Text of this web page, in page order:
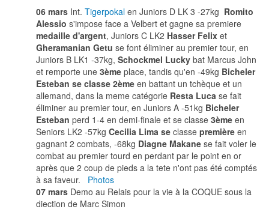
06 mars Int. Tigerpokal en Juniors D LK 3 -27kg Romito
Alessio s'impose face a Velbert et gagne sa premiere
medaille d'argent, Juniors C LK2 Hasser Felix et
Gheramanian Getu se font éliminer au premier tour, en
Juniors B LK1 -37kg, Schockmel Lucky bat Marcus John
et remporte une 3ème place, tandis qu'en -49kg Bicheler
Esteban se classe 2ème en battant un tchèque et un
allemand, dans la meme catégorie Resta Luca se fait
éliminer au premier tour, en Juniors A -51kg Bicheler
Esteban perd 1-4 en demi-finale et se classe 3ème en
Seniors LK2 -57kg Cecilia Lima se classe première en
gagnant 2 combats, -68kg Diagne Makane se fait voler le
combat au premier tourd en perdant par le point en or
après que 2 coup de pieds a la tete n'ont pas été comptés
à sa faveur. Photos
07 mars Demo au Relais pour la vie à la COQUE sous la
diection de Marc Simon